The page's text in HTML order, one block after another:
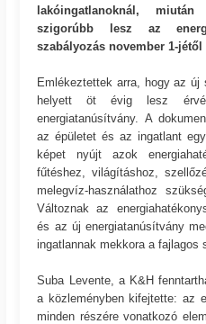
lakóingatlanoknál,
szigorúbb lesz az
szabályozás november 1-
Emlékeztettek arra, hogy az
helyett öt évig lesz
energiatanúsítvány. A
az épületet és az ingatlant
képet nyújt azok
fűtéshez, világításhoz,
melegvíz-használathoz
Változnak az
és az új energiatanúsítvány
ingatlannak mekkora a fajlagos
Suba Levente, a K&H
a közleményben kifejtette: az
minden részére vonatkozó